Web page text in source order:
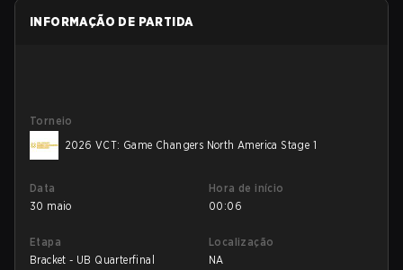
INFORMAÇÃO DE PARTIDA
Torneio
2026 VCT: Game Changers North America Stage 1
Data
30 maio
Hora de início
00:06
Etapa
Bracket - UB Quarterfinal
Localização
NA